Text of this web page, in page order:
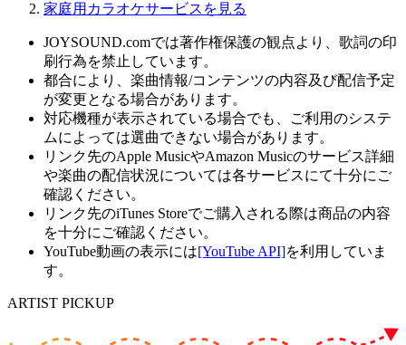
家庭用カラオケサービスを見る
JOYSOUND.comでは著作権保護の観点より、歌詞の印
刷行為を禁止しています。
都合により、楽曲情報/コンテンツの内容及び配信予定
が変更となる場合があります。
対応機種が表示されている場合でも、ご利用のシステ
ムによっては選曲できない場合があります。
リンク先のApple MusicやAmazon Musicのサービス詳細
や楽曲の配信状況については各サービスにて十分にご
確認ください。
リンク先のiTunes Storeでご購入される際は商品の内容
を十分にご確認ください。
YouTube動画の表示には[YouTube API]を利用していま
す。
ARTIST PICKUP